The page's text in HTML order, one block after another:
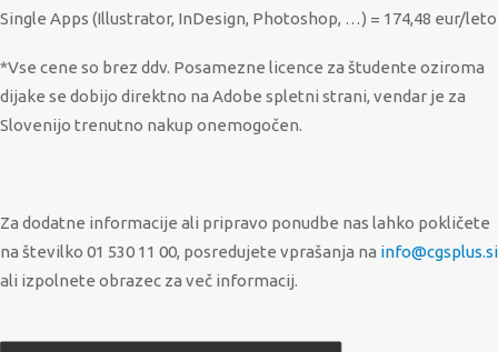
Single Apps (Illustrator, InDesign, Photoshop, …) = 174,48 eur/leto
*Vse cene so brez ddv. Posamezne licence za študente oziroma
dijake se dobijo direktno na Adobe spletni strani, vendar je za
Slovenijo trenutno nakup onemogočen.
Za dodatne informacije ali pripravo ponudbe nas lahko pokličete
na številko 01 530 11 00, posredujete vprašanja na info@cgsplus.si
ali izpolnete obrazec za več informacij.